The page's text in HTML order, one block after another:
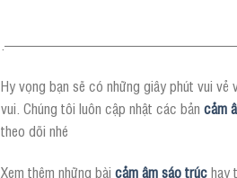
Hy vọng bạn sẽ có những giây phút vui vẻ
vui. Chúng tôi luôn cập nhật các bản cảm
theo dõi nhé
Xem thêm những bài cảm âm sáo trúchay